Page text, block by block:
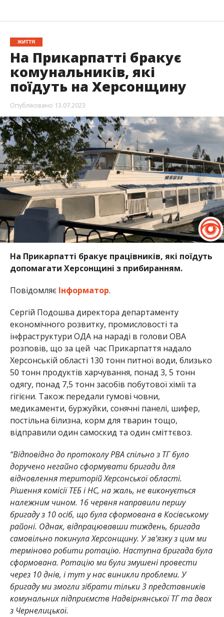
ЖИТТЯ
На Прикарпатті бракує
комунальників, які
поїдуть на Херсонщину
Опубліковано 13.07.2023
На Прикарпатті бракує працівників, які поїдуть
допомагати Херсонщині з прибиранням.
Повідомляє Інформатор.
Сергій Подошва директора департаменту
економічного розвитку, промисловості та
інфраструктури ОДА на нараді в голови ОВА
розповів, що за цей час Прикарпаття надало
Херсонській області 130 тонн питної води, близько
50 тонн продуктів харчування, понад 3, 5 тонн
одягу, понад 7,5 тонн засобів побутової хімії та
гігієни. Також передали гумові човни,
медикаменти, буржуйки, сонячні панелі, шифер,
постільна білизна, корм для тварин тощо,
відправили один самоскид та один сміттєвоз.
“Відповідно до протоколу РВА спільно з ТГ було
доручено негайно сформувати бригади для
відновлення територій Херсонської області.
Рішення комісії ТЕБ і НС, на жаль, не виконується
належним чином. 16 червня направили першу
бригаду з 10 осіб, що була сформована в Косівському
районі. Однак, відпрацювавши тиждень, бригада
самовільно покинула Херсонщину. У зв’язку з цим ми
терміново робити ротацію. Наступна бригада була
сформована. Ротацію ми були змушені провести
через 10 днів, і тут у нас виникли проблеми. У
бригаду ми змогли зібрати тільки 3 представників
комунальних підприємств Надвірнянської ТГ та двох
з Чернелицької.